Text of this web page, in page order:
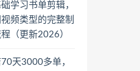
学习书单剪辑，
频类型的完整制
（更新2026）
天3000多单，